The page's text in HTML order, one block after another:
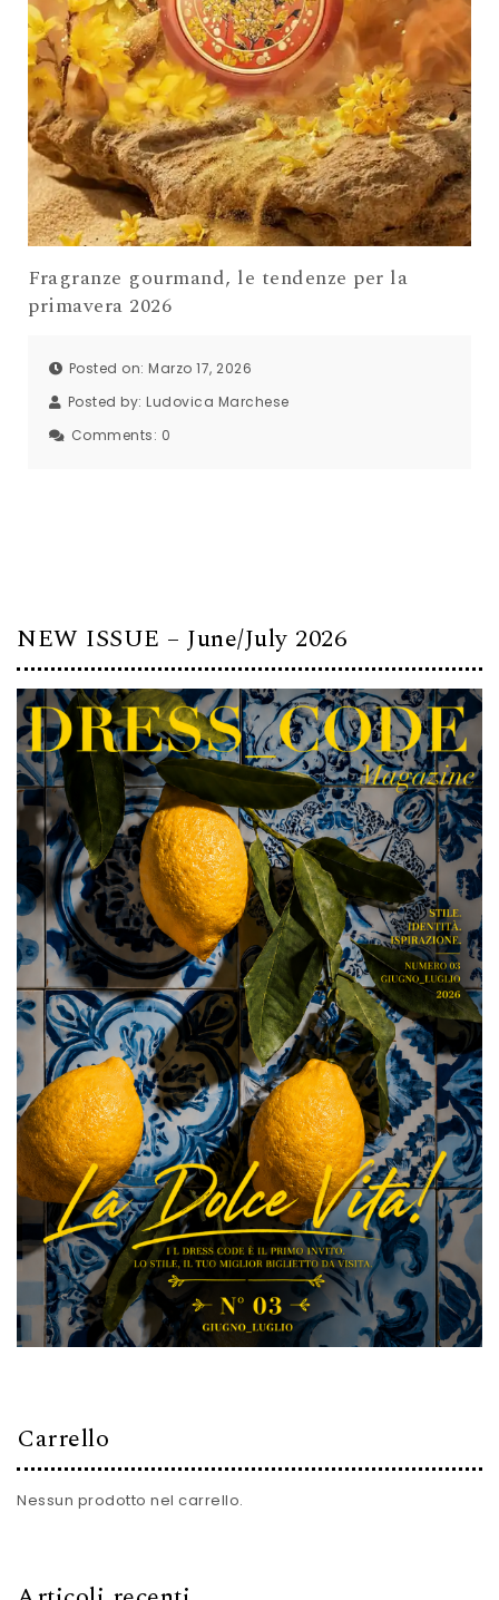
Fragranze gourmand, le tendenze per la
primavera 2026
Posted on: Marzo 17, 2026
Posted by: Ludovica Marchese
Comments: 0
NEW ISSUE – June/July 2026
Carrello
Nessun prodotto nel carrello.